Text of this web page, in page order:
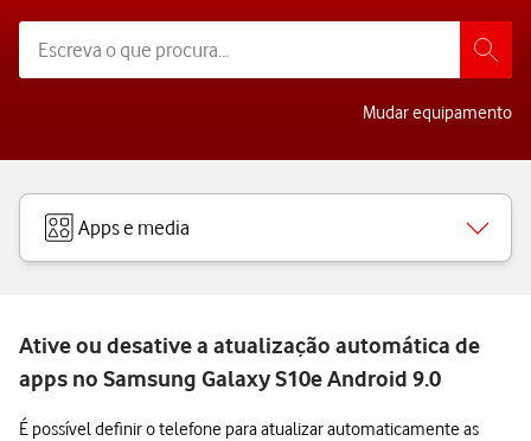
Mudar equipamento
Apps e media
Ative ou desative a atualização automática de
apps no Samsung Galaxy S10e Android 9.0
É possível definir o telefone para atualizar automaticamente as